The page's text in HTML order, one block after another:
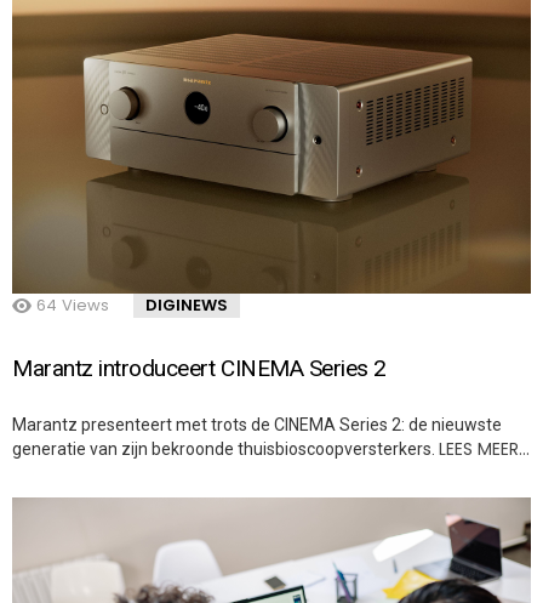
64 Views DIGINEWS
Marantz introduceert CINEMA Series 2
Marantz presenteert met trots de CINEMA Series 2: de nieuwste
generatie van zijn bekroonde thuisbioscoopversterkers. LEES MEER…